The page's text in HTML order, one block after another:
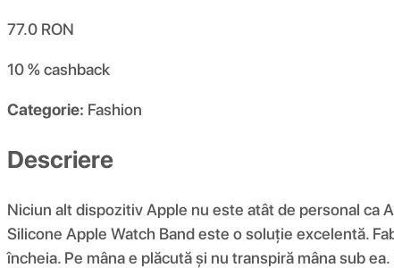
77.0 RON
10 %cashback
Categorie: Fashion
Descriere
Niciun alt dispozitiv Apple nu este atât de personal ca
Silicone Apple Watch Band este o soluție excelentă.
încheia. Pe mâna e plăcută și nu transpiră mâna sub